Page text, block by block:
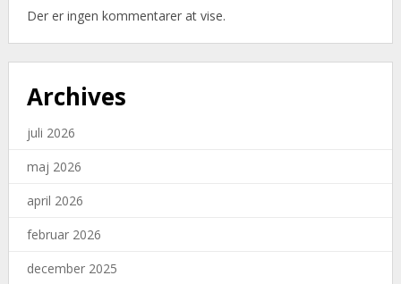
Der er ingen kommentarer at vise.
Archives
juli 2026
maj 2026
april 2026
februar 2026
december 2025